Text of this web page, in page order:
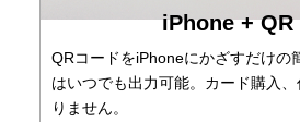
iPhone + QR
QRコードをiPhoneにかざすだけの
はいつでも出力可能。カード購入
りません。